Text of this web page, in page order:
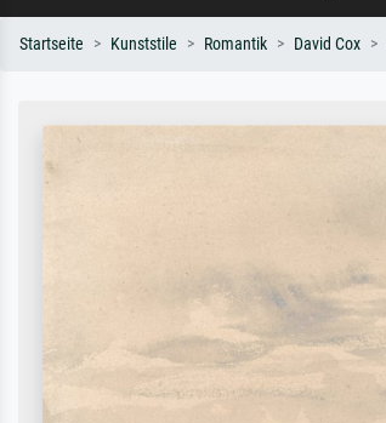
Startseite Kunststile Romantik David Cox